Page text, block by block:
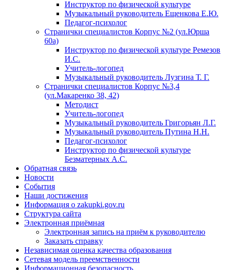
Инструктор по физической культуре
Музыкальный руководитель Ещенкова Е.Ю.
Педагог-психолог
Странички специалистов Корпус №2 (ул.Юрша
60а)
Инструктор по физической культуре Ремезов
И.С.
Учитель-логопед
Музыкальный руководитель Лузгина Т. Г.
Странички специалистов Корпус №3,4
(ул.Макаренко 38, 42)
Методист
Учитель-логопед
Музыкальный руководитель Григорьян Л.Г.
Музыкальный руководитель Путина Н.Н.
Педагог-психолог
Инструктор по физической культуре
Безматерных А.С.
Обратная связь
Новости
События
Наши достижения
Информация о zakupki.gov.ru
Структура сайта
Электронная приёмная
Электронная запись на приём к руководителю
Заказать справку
Независимая оценка качества образования
Сетевая модель преемственности